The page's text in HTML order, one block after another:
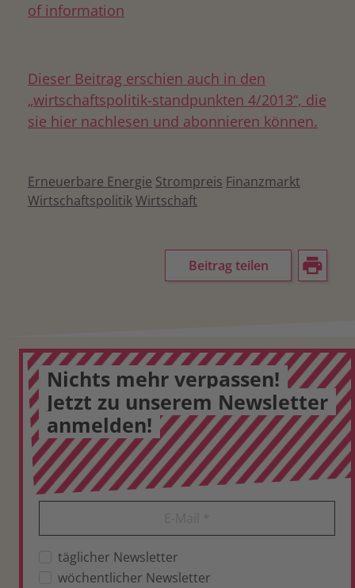
of information
Dieser Beitrag erschien auch in den
„wirtschaftspolitik-standpunkten 4/2013“, die
sie hier nachlesen und abonnieren können.
Erneuerbare Energie Strompreis Finanzmarkt
WirtschaftspolitikWirtschaft
Beitrag teilen
Nichts mehr verpassen!
Jetzt zu unserem Newsletter
anmelden!
täglicher Newsletter
wöchentlicher Newsletter